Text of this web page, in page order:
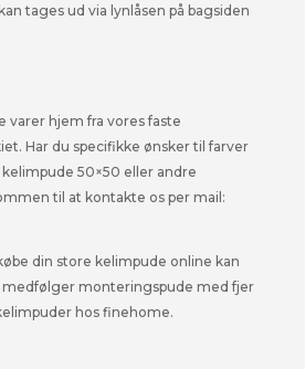
tages ud via lynlåsen på bagsiden
varer hjem fra vores faste
Har du specifikke ønsker til farver
50×50 eller andre
til at kontakte os per mail:
din store kelimpude online kan
monteringspude med fjer
hos finehome.